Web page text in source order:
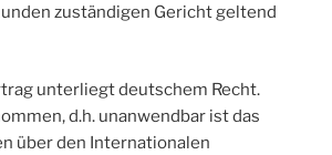
zuständigen Gericht geltend
unterliegt deutschem Recht.
d.h. unanwendbar ist das
über den Internationalen